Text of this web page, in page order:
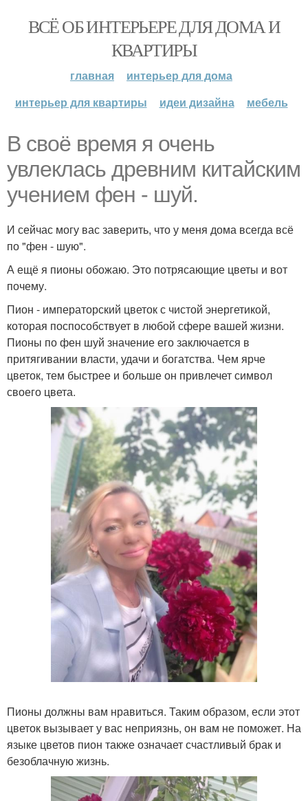
ВСЁ ОБ ИНТЕРЬЕРЕ ДЛЯ ДОМА И
КВАРТИРЫ
главная
интерьер для дома
интерьер для квартиры
идеи дизайна мебель
В своё время я очень
увлеклась древним китайским
учением фен - шуй.
И сейчас могу вас заверить, что у меня дома всегда всё
по "фен - шую".
А ещё я пионы обожаю. Это потрясающие цветы и вот
почему.
Пион - императорский цветок с чистой энергетикой,
которая поспособствует в любой сфере вашей жизни.
Пионы по фен шуй значение его заключается в
притягивании власти, удачи и богатства. Чем ярче
цветок, тем быстрее и больше он привлечет символ
своего цвета.
Пионы должны вам нравиться. Таким образом, если этот
цветок вызывает у вас неприязнь, он вам не поможет. На
языке цветов пион также означает счастливый брак и
безоблачную жизнь.